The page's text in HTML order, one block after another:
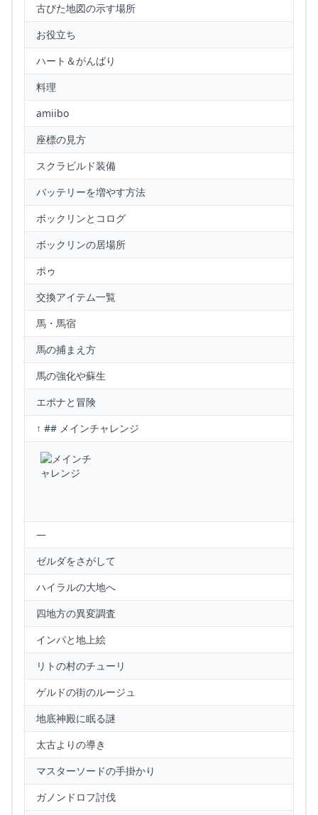
古びた地図の示す場所
お役立ち
ハート＆がんばり
料理
amiibo
座標の見方
スクラビルド装備
バッテリーを増やす方法
ボックリンとコログ
ボックリンの居場所
ポゥ
交換アイテム一覧
馬・馬宿
馬の捕まえ方
馬の強化や蘇生
エポナと冒険
↑ ## メインチャレンジ
—
ゼルダをさがして
ハイラルの大地へ
四地方の異変調査
インパと地上絵
リトの村のチューリ
ゲルドの街のルージュ
地底神殿に眠る謎
太古よりの導き
マスターソードの手掛かり
ガノンドロフ討伐